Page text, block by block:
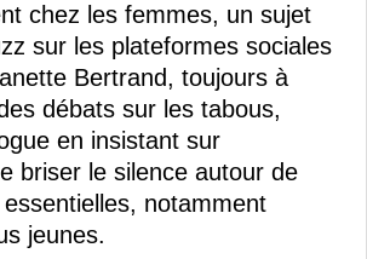
chez les femmes, un sujet
sur les plateformes sociales
Bertrand, toujours à
débats sur les tabous,
en insistant sur
briser le silence autour de
notamment
jeunes.